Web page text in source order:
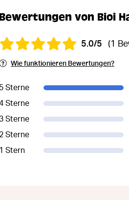
Bewertungen von Bioi
5.0/5 (1
Wie funktionieren Bewertungen?
5 Sterne
Sterne
Sterne
2 Sterne
1 Stern